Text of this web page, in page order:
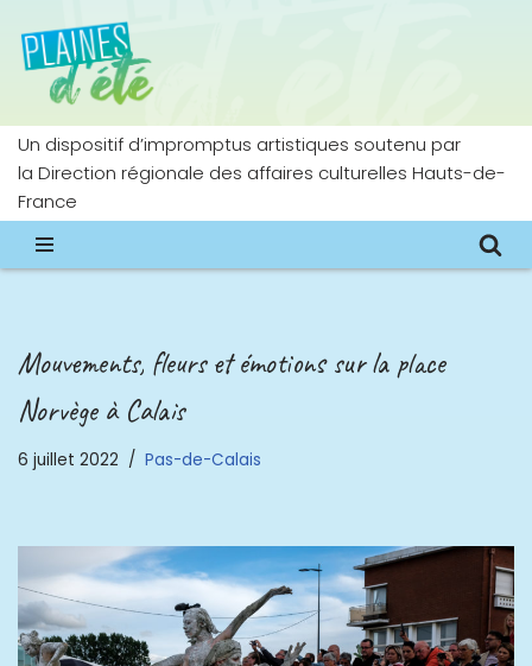
Aller
contenu
Un dispositif d’impromptus artistiques soutenu par
la Direction régionale des affaires culturelles Hauts-de-
France
Mouvements, fleurs et émotions sur la place
Norvège à Calais
6 juillet 2022 Pas-de-Calais